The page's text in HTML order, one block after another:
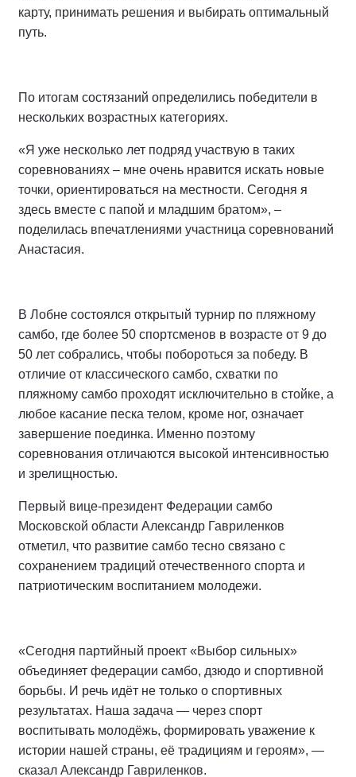
карту, принимать решения и выбирать оптимальный
путь.
По итогам состязаний определились победители в
нескольких возрастных категориях.
«Я уже несколько лет подряд участвую в таких
соревнованиях – мне очень нравится искать новые
точки, ориентироваться на местности. Сегодня я
здесь вместе с папой и младшим братом», –
поделилась впечатлениями участница соревнований
Анастасия.
В Лобне состоялся открытый турнир по пляжному
самбо, где более 50 спортсменов в возрасте от 9 до
50 лет собрались, чтобы побороться за победу. В
отличие от классического самбо, схватки по
пляжному самбо проходят исключительно в стойке, а
любое касание песка телом, кроме ног, означает
завершение поединка. Именно поэтому
соревнования отличаются высокой интенсивностью
и зрелищностью.
Первый вице-президент Федерации самбо
Московской области Александр Гавриленков
отметил, что развитие самбо тесно связано с
сохранением традиций отечественного спорта и
патриотическим воспитанием молодежи.
«Сегодня партийный проект «Выбор сильных»
объединяет федерации самбо, дзюдо и спортивной
борьбы. И речь идёт не только о спортивных
результатах. Наша задача — через спорт
воспитывать молодёжь, формировать уважение к
истории нашей страны, её традициям и героям», —
сказал Александр Гавриленков.